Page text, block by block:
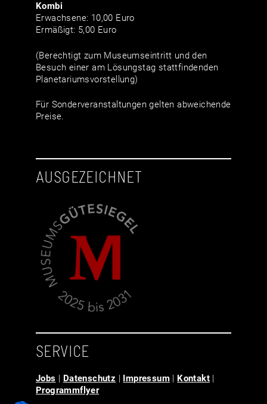
Kombi
Erwachsene: 10,00 Euro
Ermäßigt: 5,00 Euro
(Berechtigt zum Museumseintritt und den
Besuch einer am Lösungstag stattfindenden
Planetariumsvorstellung)
Für Sonderveranstaltungen gelten abweichende
Preise.
AUSGEZEICHNET
SERVICE
Jobs | Datenschutz | Impressum | Kontakt |
Programmflyer